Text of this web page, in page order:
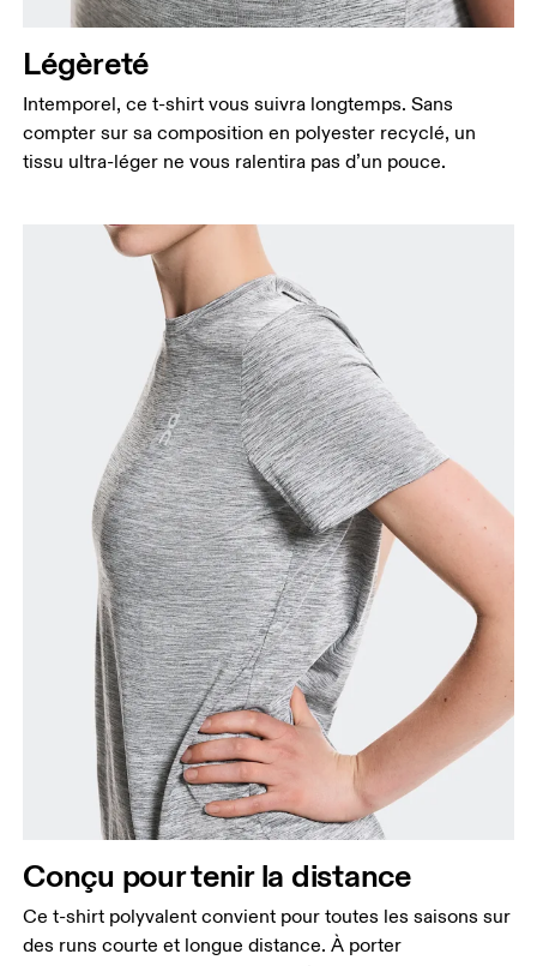
Légèreté
Intemporel, ce t-shirt vous suivra longtemps. Sans
compter sur sa composition en polyester recyclé, un
tissu ultra-léger ne vous ralentira pas d’un pouce.
Conçu pour tenir la distance
Ce t-shirt polyvalent convient pour toutes les saisons sur
des runs courte et longue distance. À porter